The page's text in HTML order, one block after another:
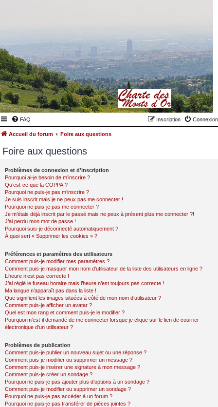
FAQ Connexion
Inscription
Accueil du forum Foire aux questions
Foire aux questions
Problèmes de connexion et d’inscription
Pourquoi ai-je besoin de m’inscrire ?
Qu’est-ce que la COPPA ?
Pourquoi ne puis-je pas m’inscrire ?
Je suis inscrit mais je ne peux pas me connecter !
Pourquoi ne puis-je pas me connecter ?
Je m’étais déjà inscrit par le passé mais ne peux à présent plus me connecter ?!
J’ai perdu mon mot de passe !
Pourquoi suis-je déconnecté automatiquement ?
À quoi sert « Supprimer les cookies » ?
Préférences et paramètres des utilisateurs
Comment puis-je modifier mes paramètres ?
Comment puis-je masquer mon nom d’utilisateur de la liste des utilisateurs en ligne ?
L’heure n’est pas correcte !
J’ai réglé le fuseau horaire mais l’heure n’est toujours pas correcte !
Ma langue n’apparaît pas dans la liste !
Que signifient les images situées à côté de mon nom d’utilisateur ?
Comment puis-je afficher un avatar ?
Quel est mon rang et comment puis-je le modifier ?
Pourquoi m’est-il demandé de me connecter lorsque je clique sur le lien de courrier
électronique d’un utilisateur ?
Problèmes de publication
Comment puis-je publier un nouveau sujet ou une réponse ?
Comment puis-je modifier ou supprimer un message ?
Comment puis-je insérer une signature à mon message ?
Comment puis-je créer un sondage ?
Pourquoi ne puis-je pas ajouter plus d’options à un sondage ?
Comment puis-je modifier ou supprimer un sondage ?
Pourquoi ne puis-je pas accéder à un forum ?
Pourquoi ne puis-je pas transférer de pièces jointes ?